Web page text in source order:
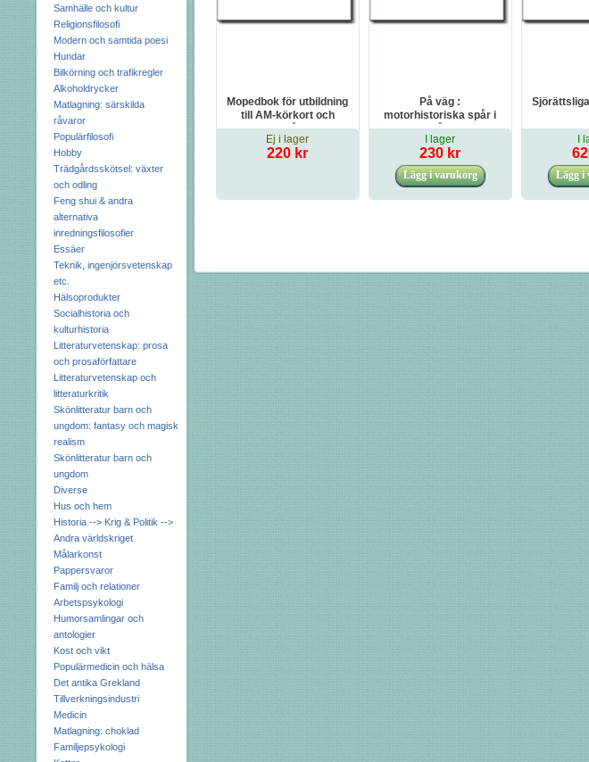
Samhälle och kultur
Religionsfilosofi
Modern och samtida poesi
Hundar
Bilkörning och trafikregler
Alkoholdrycker
Matlagning: särskilda
råvaror
Populärfilosofi
Hobby
Trädgårdsskötsel: växter
och odling
Feng shui & andra
alternativa
inredningsfilosofier
Essäer
Teknik, ingenjörsvetenskap
etc.
Hälsoprodukter
Socialhistoria och
kulturhistoria
Litteraturvetenskap: prosa
och prosaförfattare
Litteraturvetenskap och
litteraturkritik
Skönlitteratur barn och
ungdom: fantasy och magisk
realism
Skönlitteratur barn och
ungdom
Diverse
Hus och hem
Historia --> Krig & Politik -->
Andra världskriget
Målarkonst
Pappersvaror
Familj och relationer
Arbetspsykologi
Humorsamlingar och
antologier
Kost och vikt
Populärmedicin och hälsa
Det antika Grekland
Tillverkningsindustri
Medicin
Matlagning: choklad
Familjepsykologi
Mopedbok för utbildning
till AM-körkort och
förare av långsamt
gående fordon
Ej i lager
220 kr
På väg :
motorhistoriska spår i
Skåne
I lager
230 kr
I